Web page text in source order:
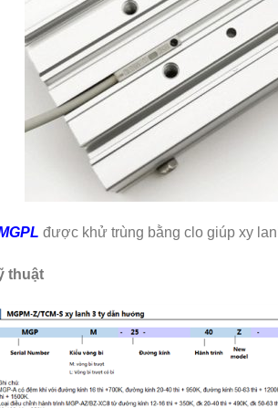
được khử trùng bằng clo giúp xy
thuật